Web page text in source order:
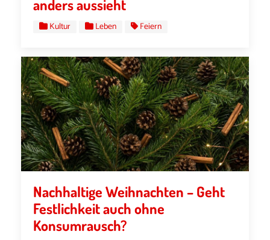
anders aussieht
Kultur Leben Feiern
Nachhaltige Weihnachten – Geht
Festlichkeit auch ohne
Konsumrausch?